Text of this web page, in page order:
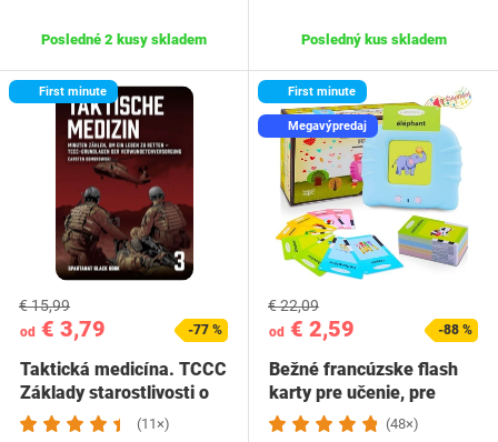
Posledné 2 kusy skladem Posledný kus skladem
First minute
od € 3,79
€ 15,99
-77 %
Taktická medicína. TCCC
Základy starostlivosti o
zranených…
(11×)
First minute
Megavýpredaj
od € 2,59
€ 22,09
-88 %
Bežné francúzske flash
karty pre učenie, pre
batoľatá, 1 2… (48×)